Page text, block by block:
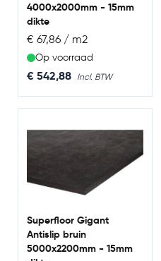
4000x2000mm - 15mm
dikte
€ 67,86 / m2
Op voorraad
€ 542,88
Superfloor Gigant
Antislip bruin
5000x2200mm - 15mm